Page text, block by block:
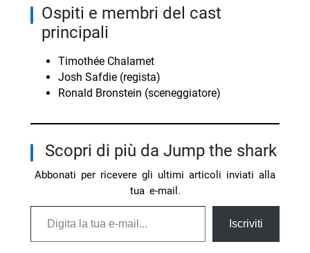
ospiti e membri del cast
principali
Timothée Chalamet
Josh Safdie (regista)
Ronald Bronstein (sceneggiatore)
Scopri di più da Jump the shark
Abbonati per ricevere gli ultimi articoli inviati alla
tua e-mail.
Digita la tua e-mail...
Iscriviti